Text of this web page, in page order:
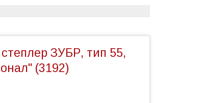
ЗУБР, тип 55,
(3192)